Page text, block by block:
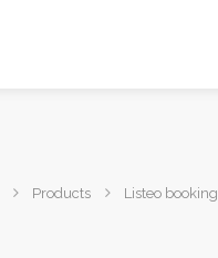
Products Listeo booking